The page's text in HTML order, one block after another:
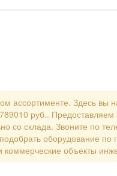
Здесь вы
руб..
со склада. Звоните по
оборудование по
объекты